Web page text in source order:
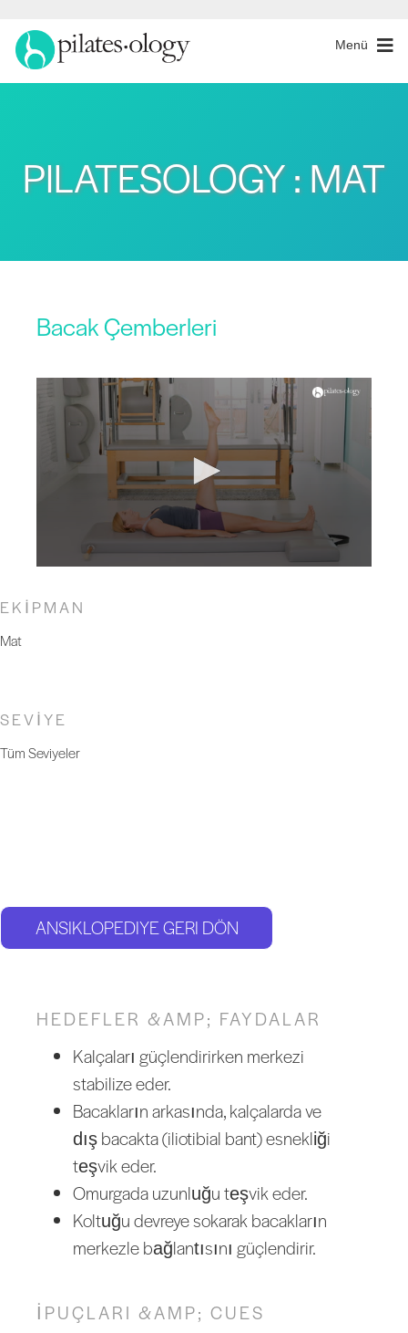
Menü
PILATESOLOGY : MAT
Bacak Çemberleri
EKİPMAN
Mat
SEVİYE
Tüm Seviyeler
ANSIKLOPEDIYE GERI DÖN
HEDEFLER &AMP; FAYDALAR
Kalçaları güçlendirirken merkezi
stabilize eder.
Bacakların arkasında, kalçalarda ve
dış bacakta (iliotibial bant) esnekliği
teşvik eder.
Omurgada uzunluğu teşvik eder.
Koltuğu devreye sokarak bacakların
merkezle bağlantısını güçlendirir.
İPUÇLARI &AMP; CUES